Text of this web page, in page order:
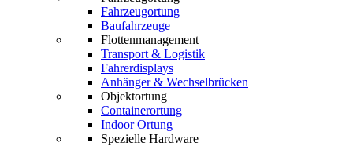
Fahrzeugortung
Baufahrzeuge
Flottenmanagement
Transport & Logistik
Fahrerdisplays
Anhänger & Wechselbrücken
Objektortung
Containerortung
Indoor Ortung
Spezielle Hardware